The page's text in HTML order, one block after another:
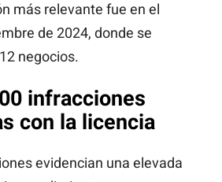
más relevante fue en el
de 2024, donde se
negocios.
infracciones
con la licencia
evidencian una elevada